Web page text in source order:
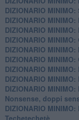
DIZIONARIO
DIZIONARIO MINIMO:
DIZIONARIO
DIZIONARIO
DIZIONARIO
DIZIONARIO
​DIZIONARIO
DIZIONARIO
​DIZIONARIO
Nonsense, doppi
DIZIONARIO MINIMO:
Techetechetè